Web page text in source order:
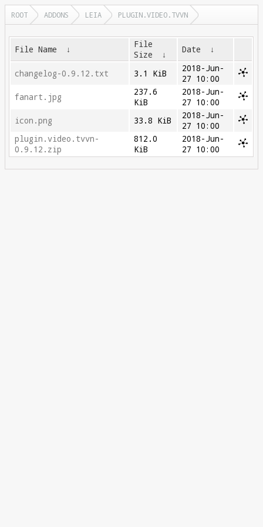
ROOT ADDONS LEIA PLUGIN.VIDEO.TVVN
File Name ↓
File
Size
↓ Date ↓
changelog-0.9.12.txt 3.1 KiB
2018-Jun-
27 10:00
fanart.jpg
237.6
KiB
2018-Jun-
27 10:00
icon.png
33.8 KiB
2018-Jun-
27 10:00
plugin.video.tvvn-
0.9.12.zip
812.0
KiB
2018-Jun-
27 10:00